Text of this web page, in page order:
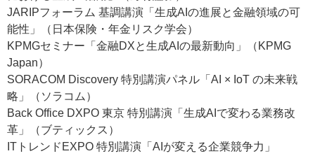
JARIPフォーラム 基調講演「生成AIの進展と金融領域の可
能性」（日本保険・年金リスク学会）
KPMGセミナー「金融DXと生成AIの最新動向」（KPMG
Japan）
SORACOM Discovery 特別講演パネル「AI × IoT の未来戦
略」（ソラコム）
Back Office DXPO 東京 特別講演「生成AIで変わる業務改
革」（ブティックス）
ITトレンドEXPO 特別講演「AIが変える企業競争力」